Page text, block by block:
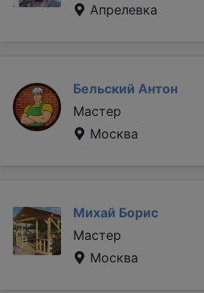
Апрелевка
Бельский Антон
Мастер
Москва
Михай Борис
Мастер
Москва